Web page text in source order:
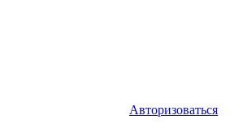
Авторизоваться